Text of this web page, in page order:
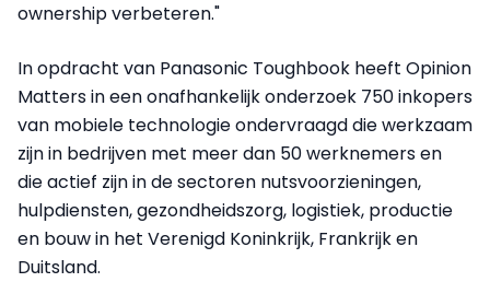
ownership verbeteren."
In opdracht van Panasonic Toughbook heeft Opinion
Matters in een onafhankelijk onderzoek 750 inkopers
van mobiele technologie ondervraagd die werkzaam
zijn in bedrijven met meer dan 50 werknemers en
die actief zijn in de sectoren nutsvoorzieningen,
hulpdiensten, gezondheidszorg, logistiek, productie
en bouw in het Verenigd Koninkrijk, Frankrijk en
Duitsland.